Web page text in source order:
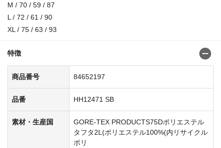
M / 70 / 59 / 87
L / 72 / 61 / 90
XL / 75 / 63 / 93
特徴
商品番号 84652197
品番 HH12471 SB
素材・生産国
GORE-TEX PRODUCTS75Dポリエステル
タフタ2L(ポリエステル100%(内リサイクル
ポリ